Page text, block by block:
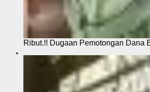
Ribut.!! Dugaan Pemotongan Dana